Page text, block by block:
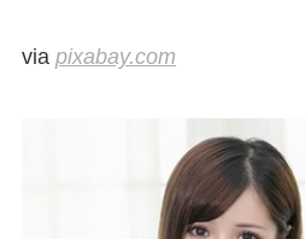
via pixabay.com